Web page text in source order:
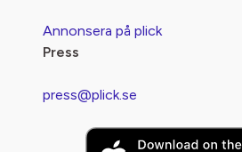
Annonsera på plick
Press
press@plick.se